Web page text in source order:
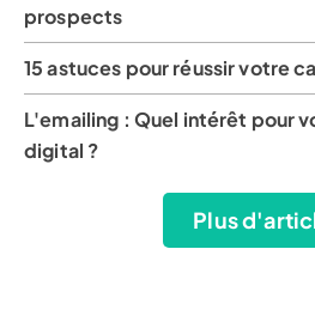
prospects
15 astuces pour réussir votre
L'emailing : Quel intérêt pour
digital ?
Plus